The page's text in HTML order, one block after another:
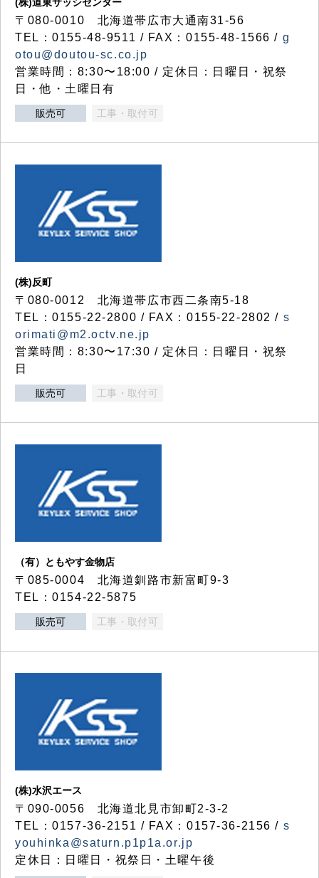
〒080-0010 北海道帯広市大通南31-56
TEL：0155-48-9511 / FAX：0155-48-1566 / g
otou@doutou-sc.co.jp
営業時間：8:30〜18:00 / 定休日：日曜日・祝祭
日・他・土曜日有
販売可 工事・取付可
(株)反町
〒080-0012 北海道帯広市西二条南5-18
TEL：0155-22-2800 / FAX：0155-22-2802 / s
orimati@m2.octv.ne.jp
営業時間：8:30〜17:30 / 定休日：日曜日・祝祭
日
販売可 工事・取付可
（有）ともやす金物店
〒085-0004 北海道釧路市新富町9-3
TEL：0154-22-5875
販売可 工事・取付可
(株)水沢エース
〒090-0056 北海道北見市卸町2-3-2
TEL：0157-36-2151 / FAX：0157-36-2156 / s
youhinka@saturn.p1p1a.or.jp
定休日：日曜日・祝祭日・土曜午後